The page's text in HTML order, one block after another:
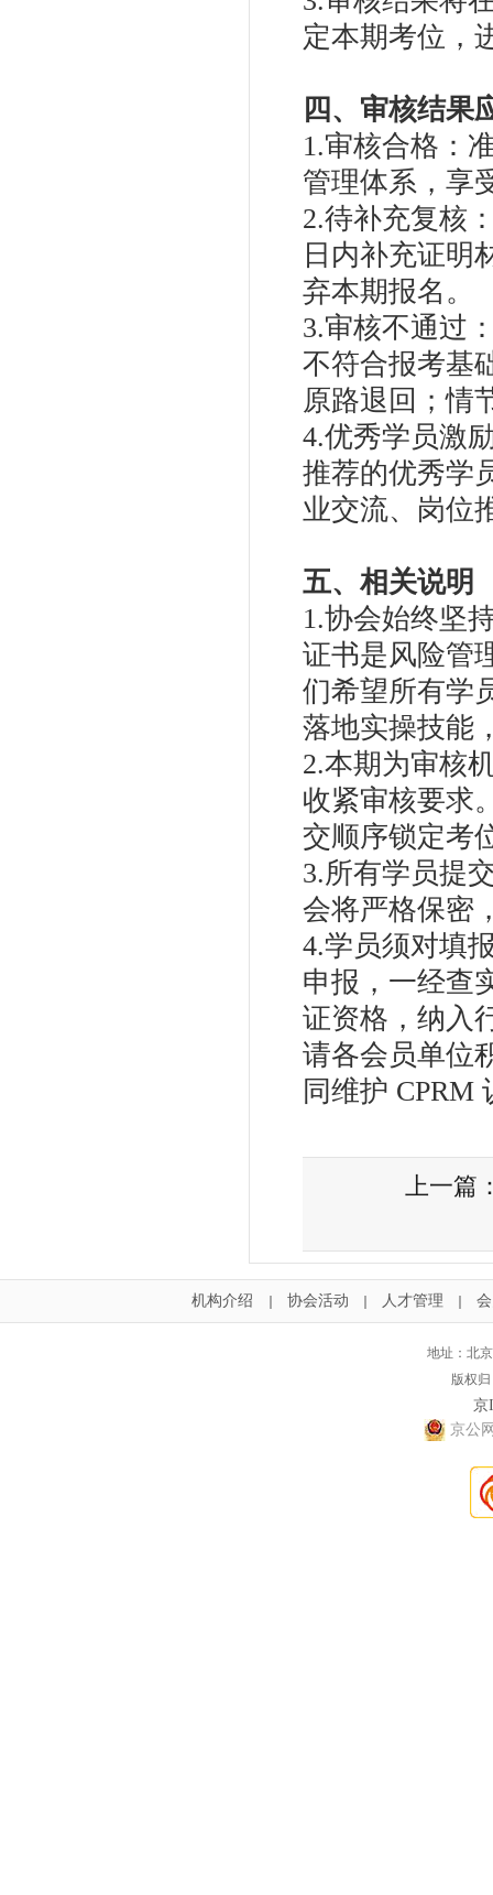
定本期考位，
四、审核结果
1.审核合格：
管理体系，享
2.待补充复核
日内补充证明
弃本期报名。
3.审核不通过
不符合报考基
原路退回；情
4.优秀学员激
推荐的优秀学
业交流、岗位
五、相关说明
1.协会始终坚
证书是风险管
们希望所有学
落地实操技能
2.本期为审核
收紧审核要求
交顺序锁定考
3.所有学员提
会将严格保密
4.学员须对填
申报，一经查
证资格，纳入
请各会员单位
同维护 CPRM
上一篇
机构介绍 协会活动 人才管理
地址：北
版权
京
京公